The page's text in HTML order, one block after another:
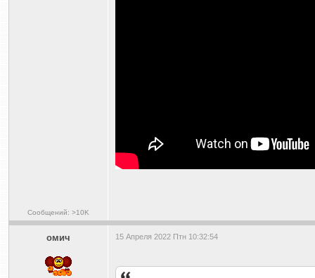
Сообщений: >10K
омич 15 Апреля 2022 Птн 10:32:54